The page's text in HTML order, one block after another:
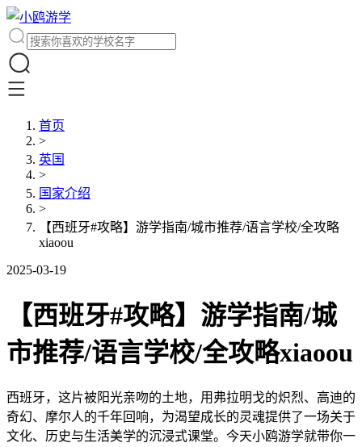
首页
>
英国
>
国家介绍
>
【西班牙#攻略】游学指南/城市推荐/语言学校/全攻略
xiaoou
2025-03-19
【西班牙#攻略】游学指南/城
市推荐/语言学校/全攻略xiaoou
西班牙，这片被阳光亲吻的土地，用弗拉明戈的炽烈、高迪的
奇幻、摩尔人的千年回响，为渴望成长的灵魂提供了一场关于
文化、历史与生活美学的沉浸式课堂。今天小鸥游学就带你一